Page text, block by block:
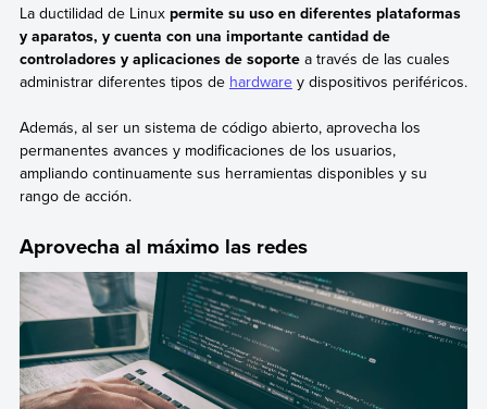
La ductilidad de Linux permite su uso en diferentes plataformas
y aparatos, y cuenta con una importante cantidad de
controladores y aplicaciones de soportea través de las cuales
administrar diferentes tipos de hardwarey dispositivos periféricos.
Además, al ser un sistema de código abierto, aprovecha los
permanentes avances y modificaciones de los usuarios,
ampliando continuamente sus herramientas disponibles y su
rango de acción.
Aprovecha al máximo las redes